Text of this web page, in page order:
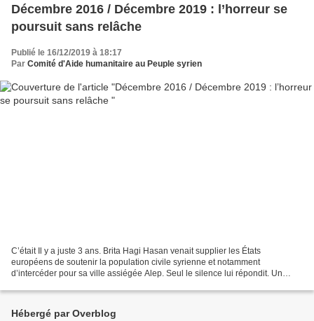
Décembre 2016 / Décembre 2019 : l’horreur se
poursuit sans relâche
Publié le 16/12/2019 à 18:17
Par Comité d'Aide humanitaire au Peuple syrien
C’était Il y a juste 3 ans. Brita Hagi Hasan venait supplier les États
européens de soutenir la population civile syrienne et notamment
d’intercéder pour sa ville assiégée Alep. Seul le silence lui répondit. Un
Hébergé par Overblog